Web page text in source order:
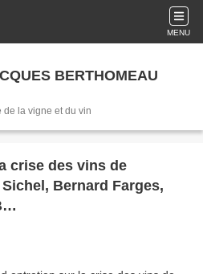
MENU
BERTHOMEAU
de la vigne et du vin
crise des vins de
Bernard Farges,